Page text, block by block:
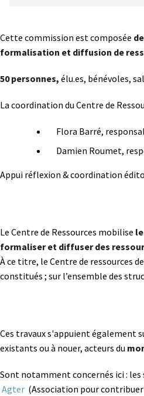
Cette commission est composée
formalisation et diffusion de
50 personnes, élu.es, bénévoles,
La coordination du Centre de
Flora Barré,
Damien Roumet,
Appui réflexion & coordination
Le Centre de Ressources mobilise
formaliser et diffuser des
À ce titre, le Centre de ressources
constitués ; sur l’ensemble des
Ces travaux s'appuient également
existants ou à nouer, acteurs du
Sont notamment concernés ici : les
Agter (Association pour